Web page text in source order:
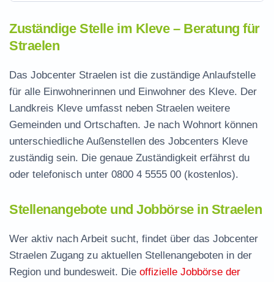
Zuständige Stelle im Kleve – Beratung für
Straelen
Das Jobcenter Straelen ist die zuständige Anlaufstelle
für alle Einwohnerinnen und Einwohner des Kleve. Der
Landkreis Kleve umfasst neben Straelen weitere
Gemeinden und Ortschaften. Je nach Wohnort können
unterschiedliche Außenstellen des Jobcenters Kleve
zuständig sein. Die genaue Zuständigkeit erfährst du
oder telefonisch unter 0800 4 5555 00 (kostenlos).
Stellenangebote und Jobbörse in Straelen
Wer aktiv nach Arbeit sucht, findet über das Jobcenter
Straelen Zugang zu aktuellen Stellenangeboten in der
Region und bundesweit. Die offizielle Jobbörse der